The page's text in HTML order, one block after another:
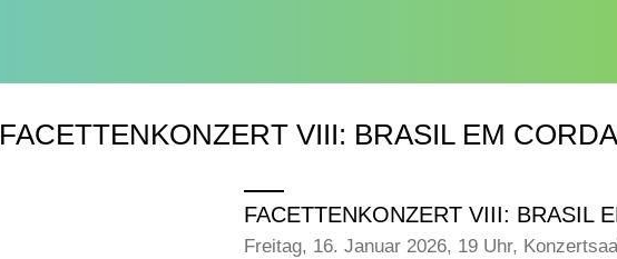
FACETTENKONZERT VIII: BRASIL EM
FACETTENKONZERT VIII: BRASIL
Freitag, 16. Januar 2026, 19 Uhr,